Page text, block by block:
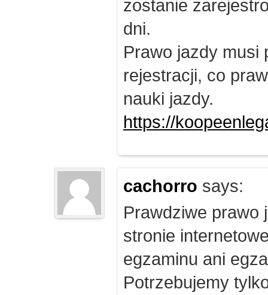
zostanie
dni.
Prawo jazdy musi
rejestracji, co
nauki jazdy.
https://
cachorro says:
Prawdziwe prawo
stronie
egzaminu ani
Potrzebujemy